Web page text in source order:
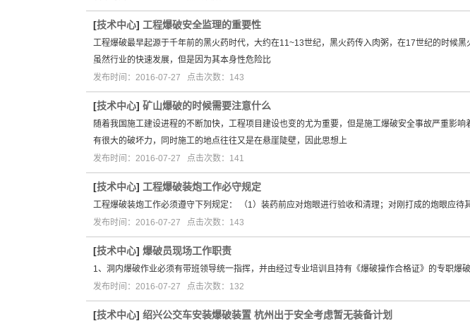
[技术中心] 工程爆破安全监理的重要性
工程爆破最早起源于千年前的黑火药时代，大约在11~13世纪，黑火药传入肉粥，在17世纪的时候
虽然行业的快速发展，但是因为其本身性危险比
发布时间：2016-07-27 点击次数：143
[技术中心] 矿山爆破的时候需要注意什么
随着我国施工建设进程的不断加快，工程项目建设也变的尤为重要，但是施工爆破安全事故严重影
有很大的破坏力，同时施工的地点往往又是在悬崖陡壁，因此思想上
发布时间：2016-07-27 点击次数：141
[技术中心] 工程爆破装炮工作必守规定
工程爆破装炮工作必须遵守下列规定： （1）装药前应对炮眼进行验收和清理；对刚打成的炮眼应
发布时间：2016-07-27 点击次数：143
[技术中心] 爆破员现场工作职责
1、洞内爆破作业必须有带班领导统一指挥，并由经过专业培训且持有《爆破操作合格证》的专职爆
发布时间：2016-07-27 点击次数：132
[技术中心] 绍兴公交车安装爆破装置 杭州出于安全考虑暂无装备计划